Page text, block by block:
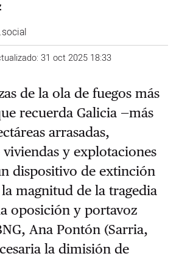
31 oct 2025 18:33
de la ola de fuegos más
recuerda Galicia —más
arrasadas,
viviendas y explotaciones
dispositivo de extinción
magnitud de la tragedia
oposición y portavoz
Ana Pontón (Sarria,
la dimisión de